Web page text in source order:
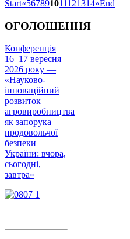
Start«567891011121314»End
ОГОЛОШЕННЯ
Конференція
16–17 вересня
2026 року —
«Науково-
інноваційний
розвиток
агровиробництва
як запорука
продовольчої
безпеки
України: вчора,
сьогодні,
завтра»